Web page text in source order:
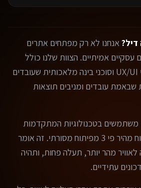
אנחנו לא רק מפתחים אתרים
עסקיים אמיתיים. הצוות שלנו כולל
מפתחים מנוסים, מומחי UX/UI וסוכני בינה מלאכותית שעובדים
שבאמת עובדים ומניבים תוצאות
משתמשים בטכנולוגיות המתקדמות
ביותר, שמאפשרות פיתוח מהיר פי 3 מפיתוח מסורתי. זה אומר
מהר יותר, תעלה פחות, ותהיה
עתידיים.